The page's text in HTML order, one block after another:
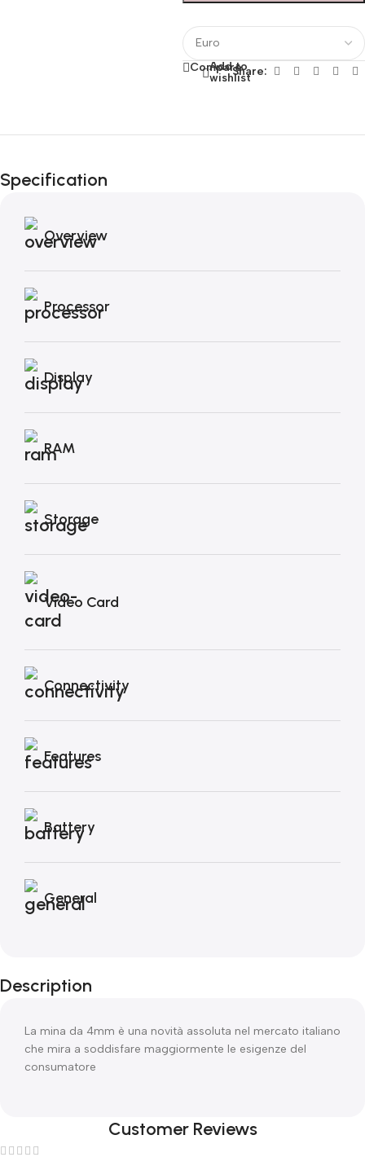
Compare
Add to
wishlistShare:
Fino al 12 Ottobre...
Autunno!
Specification
Overview
Processor
Display
RAM
Storage
Video Card
Connectivity
Features
Battery
General
Description
La mina da 4mm è una novità assoluta nel mercato italiano
che mira a soddisfare maggiormente le esigenze del
consumatore
Customer Reviews